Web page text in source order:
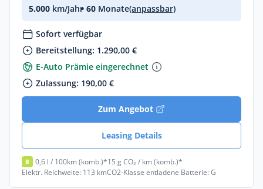
5.000 km/Jahr• 60 Monate(anpassbar)
Sofort verfügbar
Bereitstellung: 1.290,00 €
E-Auto Prämie eingerechnet
Zulassung: 190,00 €
Zum Angebot
Leasing Details
B 0,6 l / 100km (komb.)*15 g CO₂ / km (komb.)*
Elektr. Reichweite: 113 kmCO2-Klasse entladene Batterie: G